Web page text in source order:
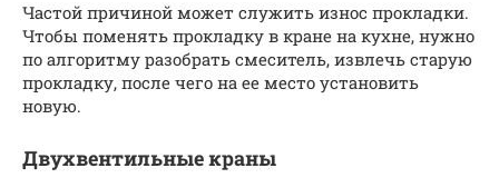
Частой причиной может служить износ прокладки.
Чтобы поменять прокладку в кране на кухне, нужно
по алгоритму разобрать смеситель, извлечь старую
прокладку, после чего на ее место установить
новую.
Двухвентильные краны